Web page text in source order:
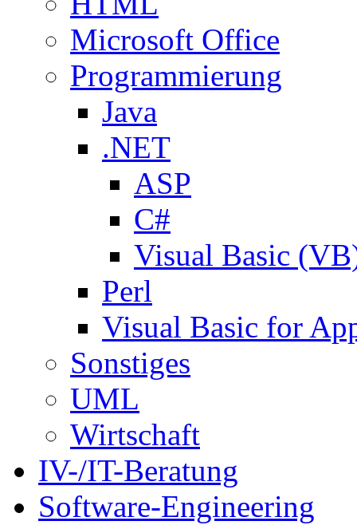
Microsoft Office
Programmierung
Java
.NET
ASP
C#
Visual Basic
Perl
Visual Basic for
Sonstiges
UML
Wirtschaft
IV-/IT-Beratung
Software-Engineering